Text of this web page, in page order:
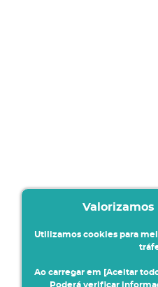
Utilizamos cookies para
Ao carregar em [Aceitar
Poderá verificar